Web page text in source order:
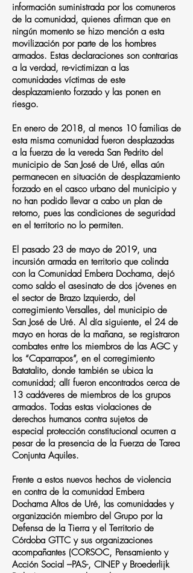
información suministrada por los comuneros
de la comunidad, quienes afirman que en
ningún momento se hizo mención a esta
movilización por parte de los hombres
armados. Estas declaraciones son contrarias
a la verdad, re-victimizan a las
comunidades víctimas de este
desplazamiento forzado y las ponen en
riesgo.
En enero de 2018, al menos 10 familias de
esta misma comunidad fueron desplazadas
a la fuerza de la vereda San Pedrito del
municipio de San José de Uré, ellas aún
permanecen en situación de desplazamiento
forzado en el casco urbano del municipio y
no han podido llevar a cabo un plan de
retorno, pues las condiciones de seguridad
en el territorio no lo permiten.
El pasado 23 de mayo de 2019, una
incursión armada en territorio que colinda
con la Comunidad Embera Dochama, dejó
como saldo el asesinato de dos jóvenes en
el sector de Brazo Izquierdo, del
corregimiento Versalles, del municipio de
San José de Uré. Al día siguiente, el 24 de
mayo en horas de la mañana, se registraron
combates entre los miembros de las AGC y
los “Caparrapos”, en el corregimiento
Batatalito, donde también se ubica la
comunidad; allí fueron encontrados cerca de
13 cadáveres de miembros de los grupos
armados. Todas estas violaciones de
derechos humanos contra sujetos de
especial protección constitucional ocurren a
pesar de la presencia de la Fuerza de Tarea
Conjunta Aquiles.
Frente a estos nuevos hechos de violencia
en contra de la comunidad Embera
Dochama Altos de Uré, las comunidades y
organización miembro del Grupo por la
Defensa de la Tierra y el Territorio de
Córdoba GTTC y sus organizaciones
acompañantes (CORSOC, Pensamiento y
Acción Social –PAS-, CINEP y Broederlijk